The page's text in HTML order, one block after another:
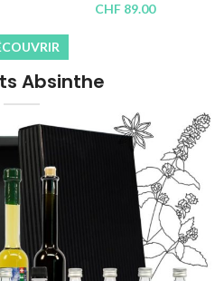
CHF 89.00
Absinthe